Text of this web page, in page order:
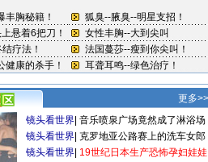
更多>>
镜头看世界 音乐喷泉广场竟然成了淋浴场
镜头看世界 克罗地亚公路赛上的洗车女郎
镜头看世界 19世纪日本生产恐怖孕妇娃娃